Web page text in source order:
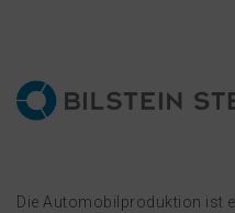
Die Automobilproduktion ist